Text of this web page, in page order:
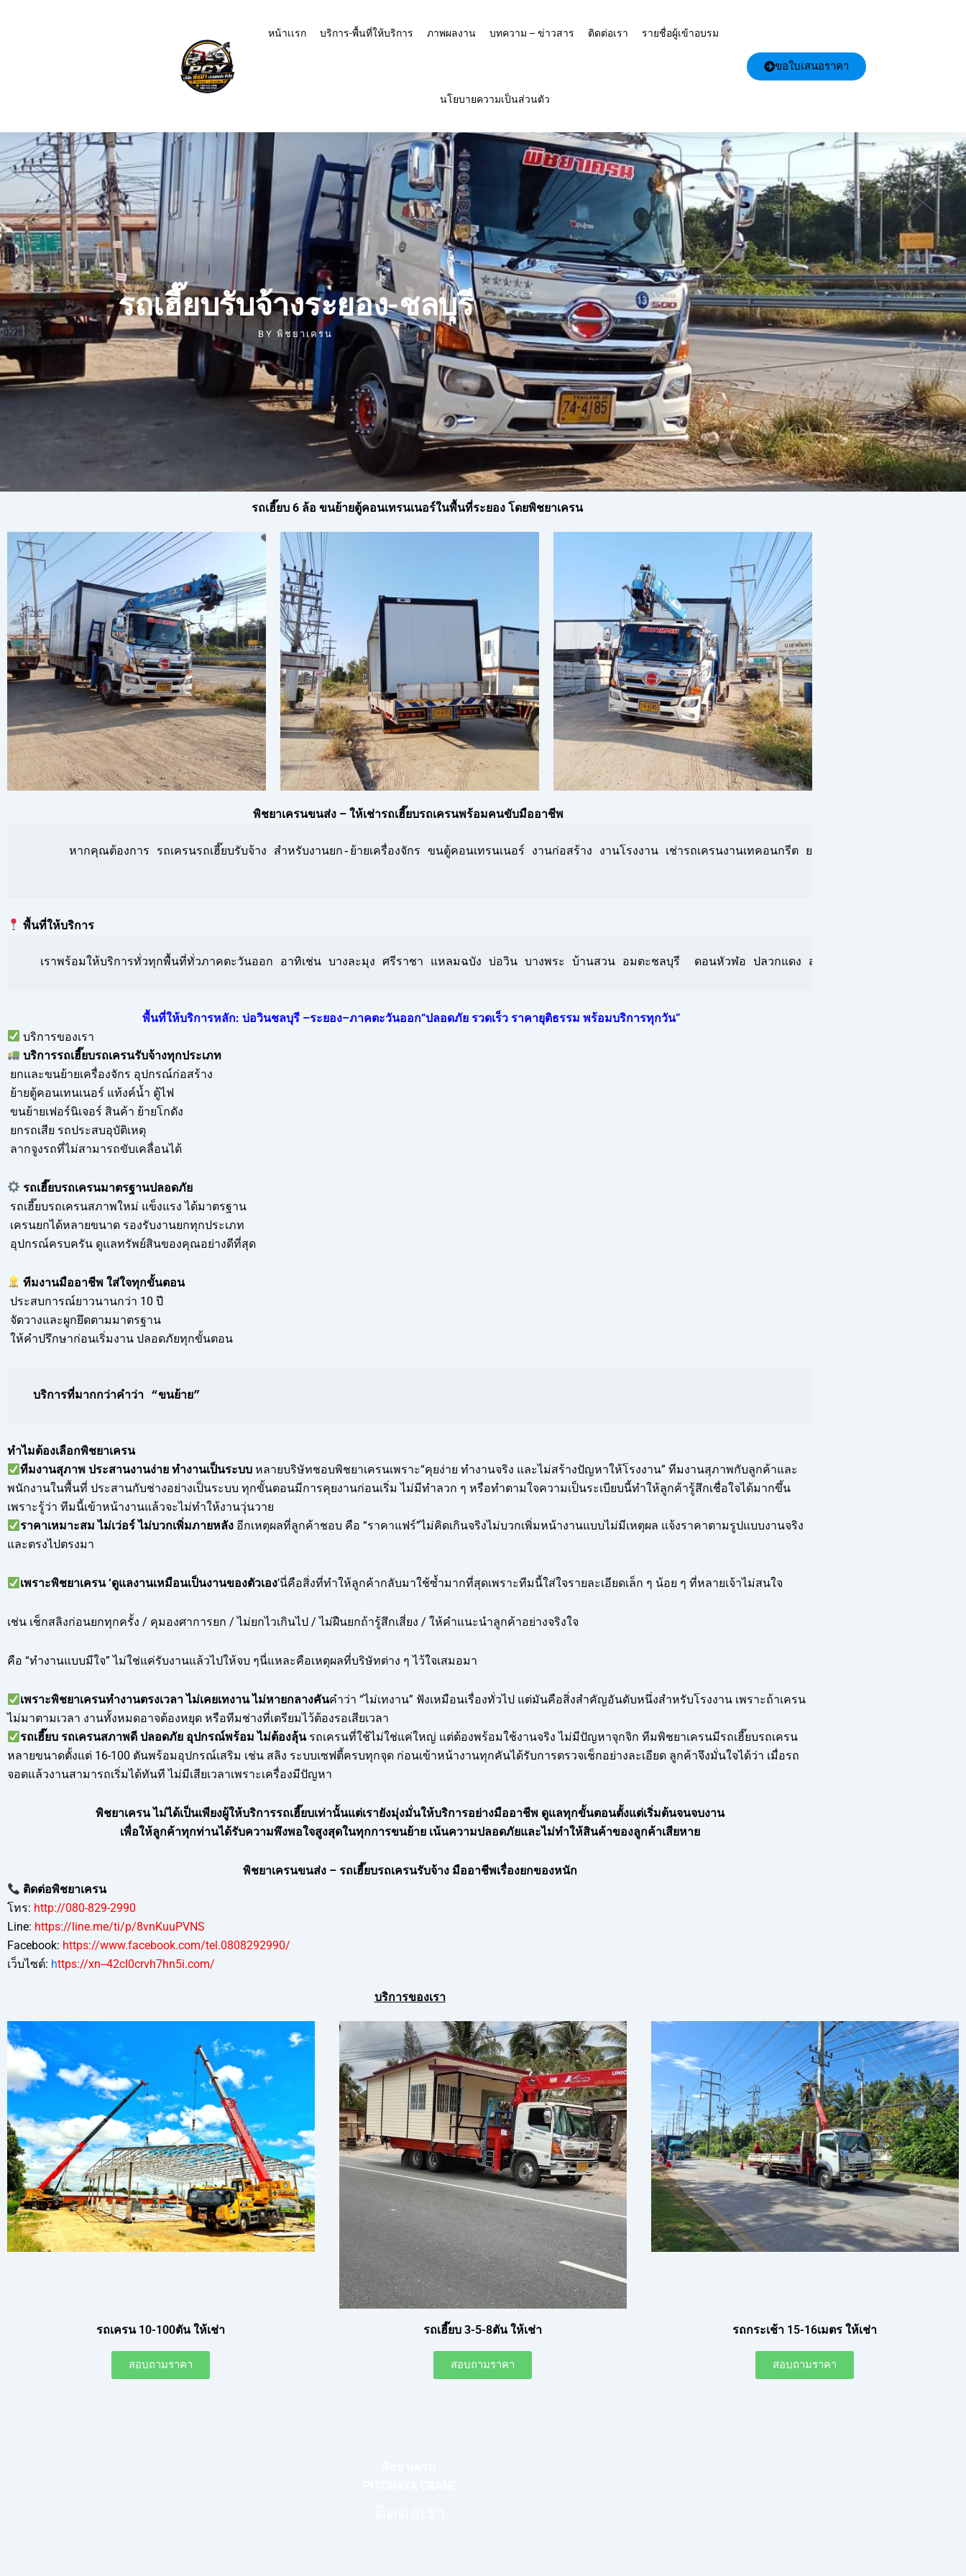
หน้าเเรก บริการ-พื้นที่ให้บริการ ภาพผลงาน บทความ – ข่าวสาร ติดต่อเรา รายชื่อผู้เข้าอบรม
นโยบายความเป็นส่วนตัว
ขอใบเสนอราคา
รถเฮี๊ยบรับจ้างระยอง-ชลบุรี
BY พิชยาเครน
รถเฮี๊ยบ 6 ล้อ ขนย้ายตู้คอนเทรนเนอร์ในพื้นที่ระยอง โดยพิชยาเครน
พิชยาเครนขนส่ง – ให้เช่ารถเฮี๊ยบรถเครนพร้อมคนขับมืออาชีพ
หากคุณต้องการ รถเครนรถเฮี๊ยบรับจ้าง สำหรับงานยก-ย้ายเครื่องจักร ขนตู้คอนเทรนเนอร์ งานก่อสร้าง งานโรงงาน เช่ารถเครนงานเทคอนกรีต ยกเหล็กเส้น เหล็กคาน
พื้นที่ให้บริการ
เราพร้อมให้บริการทั่วทุกพื้นที่ทั่วภาคตะวันออก อาทิเช่น บางละมุง ศรีราชา แหลมฉบัง บ่อวิน บางพระ บ้านสวน อมตะชลบุรี  ดอนหัวฬอ ปลวกแดง สะพานสี่ ห้วยปราบ ระยอง
พื้นที่ให้บริการหลัก: บ่อวินชลบุรี –ระยอง–ภาคตะวันออก“ปลอดภัย รวดเร็ว ราคายุติธรรม พร้อมบริการทุกวัน”
บริการของเรา
บริการรถเฮี๊ยบรถเครนรับจ้างทุกประเภท
ยกและขนย้ายเครื่องจักร อุปกรณ์ก่อสร้าง
ย้ายตู้คอนเทนเนอร์ แท้งค์น้ำ ตู้ไฟ
ขนย้ายเฟอร์นิเจอร์ สินค้า ย้ายโกดัง
ยกรถเสีย รถประสบอุบัติเหตุ
ลากจูงรถที่ไม่สามารถขับเคลื่อนได้
รถเฮี๊ยบรถเครนมาตรฐานปลอดภัย
รถเฮี๊ยบรถเครนสภาพใหม่ แข็งแรง ได้มาตรฐาน
เครนยกได้หลายขนาด รองรับงานยกทุกประเภท
อุปกรณ์ครบครัน ดูแลทรัพย์สินของคุณอย่างดีที่สุด
ทีมงานมืออาชีพ ใส่ใจทุกขั้นตอน
ประสบการณ์ยาวนานกว่า 10 ปี
จัดวางและผูกยึดตามมาตรฐาน
ให้คำปรึกษาก่อนเริ่มงาน ปลอดภัยทุกขั้นตอน
บริการที่มากกว่าคำว่า “ขนย้าย”
ทำไมต้องเลือกพิชยาเครน
ทีมงานสุภาพ ประสานงานง่าย ทำงานเป็นระบบหลายบริษัทชอบพิชยาเครนเพราะ“คุยง่าย ทำงานจริง และไม่สร้างปัญหาให้โรงงาน” ทีมงานสุภาพกับลูกค้าและ
พนักงานในพื้นที่ ประสานกับช่างอย่างเป็นระบบ ทุกขั้นตอนมีการคุยงานก่อนเริ่ม ไม่มีทำลวก ๆ หรือทำตามใจความเป็นระเบียบนี้ทำให้ลูกค้ารู้สึกเชื่อใจได้มากขึ้น
เพราะรู้ว่า ทีมนี้เข้าหน้างานแล้วจะไม่ทำให้งานวุ่นวาย
ราคาเหมาะสม ไม่เว่อร์ ไม่บวกเพิ่มภายหลัง อีกเหตุผลที่ลูกค้าชอบ คือ “ราคาแฟร์”ไม่คิดเกินจริงไม่บวกเพิ่มหน้างานแบบไม่มีเหตุผล แจ้งราคาตามรูปแบบงานจริง
และตรงไปตรงมา
เพราะพิชยาเครน ‘ดูแลงานเหมือนเป็นงานของตัวเอง’นี่คือสิ่งที่ทำให้ลูกค้ากลับมาใช้ซ้ำมากที่สุดเพราะทีมนี้ใส่ใจรายละเอียดเล็ก ๆ น้อย ๆ ที่หลายเจ้าไม่สนใจ
เช่น เช็กสลิงก่อนยกทุกครั้ง / คุมองศาการยก / ไม่ยกไวเกินไป / ไม่ฝืนยกถ้ารู้สึกเสี่ยง / ให้คำแนะนำลูกค้าอย่างจริงใจ
คือ “ทำงานแบบมีใจ” ไม่ใช่แค่รับงานแล้วไปให้จบ ๆนี่แหละคือเหตุผลที่บริษัทต่าง ๆ ไว้ใจเสมอมา
เพราะพิชยาเครนทำงานตรงเวลา ไม่เคยเทงาน ไม่หายกลางคันคำว่า “ไม่เทงาน” ฟังเหมือนเรื่องทั่วไป แต่มันคือสิ่งสำคัญอันดับหนึ่งสำหรับโรงงาน เพราะถ้าเครน
ไม่มาตามเวลา งานทั้งหมดอาจต้องหยุด หรือทีมช่างที่เตรียมไว้ต้องรอเสียเวลา
รถเฮี๊ยบ รถเครนสภาพดี ปลอดภัย อุปกรณ์พร้อม ไม่ต้องลุ้นรถเครนที่ใช้ไม่ใช่แค่ใหญ่ แต่ต้องพร้อมใช้งานจริง ไม่มีปัญหาจุกจิก ทีมพิชยาเครนมีรถเฮี๊ยบรถเครน
หลายขนาดตั้งแต่ 16-100 ตันพร้อมอุปกรณ์เสริม เช่น สลิง ระบบเซฟตี้ครบทุกจุด ก่อนเข้าหน้างานทุกคันได้รับการตรวจเช็กอย่างละเอียด ลูกค้าจึงมั่นใจได้ว่า เมื่อรถ
จอดแล้วงานสามารถเริ่มได้ทันที ไม่มีเสียเวลาเพราะเครื่องมีปัญหา
พิชยาเครน ไม่ได้เป็นเพียงผู้ให้บริการรถเฮี๊ยบเท่านั้นแต่เรายังมุ่งมั่นให้บริการอย่างมืออาชีพ ดูแลทุกขั้นตอนตั้งแต่เริ่มต้นจนจบงาน
เพื่อให้ลูกค้าทุกท่านได้รับความพึงพอใจสูงสุดในทุกการขนย้าย เน้นความปลอดภัยและไม่ทำให้สินค้าของลูกค้าเสียหาย
พิชยาเครนขนส่ง – รถเฮี๊ยบรถเครนรับจ้าง มืออาชีพเรื่องยกของหนัก
ติดต่อพิชยาเครน
โทร: http://080-829-2990
Line: https://line.me/ti/p/8vnKuuPVNS
Facebook: https://www.facebook.com/tel.0808292990/
เว็บไซต์: https://xn--42cl0crvh7hn5i.com/
บริการของเรา
รถเครน 10-100ตัน ให้เช่า รถเฮี๊ยบ 3-5-8ตัน ให้เช่า รถกระเช้า 15-16เมตร ให้เช่า
สอบถามราคา สอบถามราคา สอบถามราคา